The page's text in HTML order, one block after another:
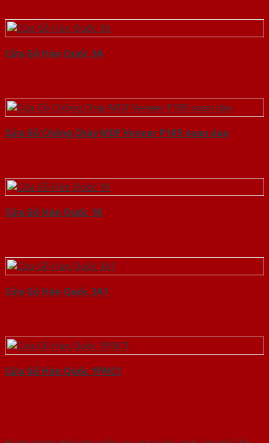
Cửa Gỗ Hàn Quốc 3A
Cửa Gỗ Chống Cháy MDF Veneer P1R5 xoan dao
Cửa Gỗ Hàn Quốc 1K
Cửa Gỗ Hàn Quốc 3A1
Cửa Gỗ Hàn Quốc 1PNC1